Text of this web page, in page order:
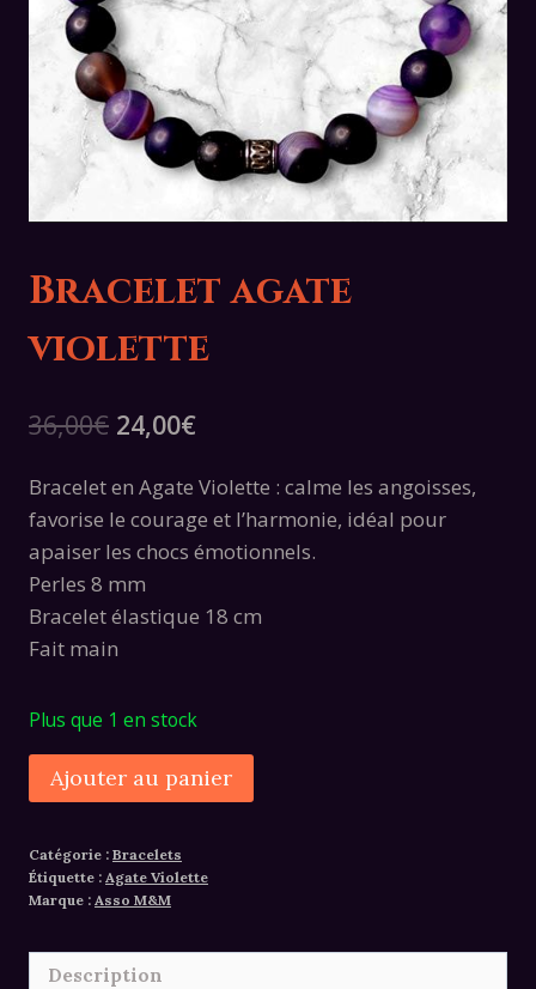
Bracelet agate
violette
36,00€ Le
initial
était :
36,00€.
24,00€Le
actuel
est :
Bracelet en Agate Violette : calme les angoisses,
favorise le courage et l’harmonie, idéal pour
apaiser les chocs émotionnels.
Perles 8 mm
Bracelet élastique 18 cm
Fait main
Plus que 1 en stock
quantité
de
agate
violette
Ajouter au panier
Catégorie : Bracelets
Étiquette : Agate Violette
Marque : Asso M&M
Description